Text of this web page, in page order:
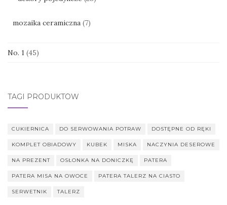
mozaika ceramiczna (7)
No. 1 (45)
TAGI PRODUKTÓW
CUKIERNICA DO SERWOWANIA POTRAW DOSTĘPNE OD RĘKI
KOMPLET OBIADOWY KUBEK MISKA NACZYNIA DESEROWE
NA PREZENT OSŁONKA NA DONICZKĘ PATERA
PATERA MISA NA OWOCE PATERA TALERZ NA CIASTO
SERWETNIK TALERZ